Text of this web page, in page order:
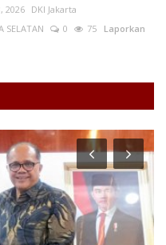
2026 DKI Jakarta
SELATAN
0 75 Laporkan